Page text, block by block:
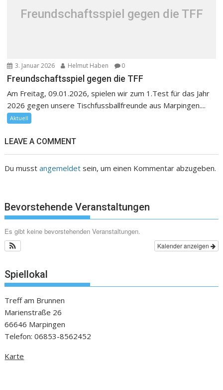
Freundschaftsspiel gegen die TFF
3. Januar 2026 Helmut Haben 0
Freundschaftsspiel gegen die TFF
Am Freitag, 09.01.2026, spielen wir zum 1.Test für das Jahr
2026 gegen unsere Tischfussballfreunde aus Marpingen....
Aktuell
LEAVE A COMMENT
Du musstangemeldet sein, um einen Kommentar abzugeben.
Bevorstehende Veranstaltungen
Es gibt keine bevorstehenden Veranstaltungen.
Kalender anzeigen
Spiellokal
Treff am Brunnen
Marienstraße 26
66646 Marpingen
Telefon: 06853-8562452
Karte